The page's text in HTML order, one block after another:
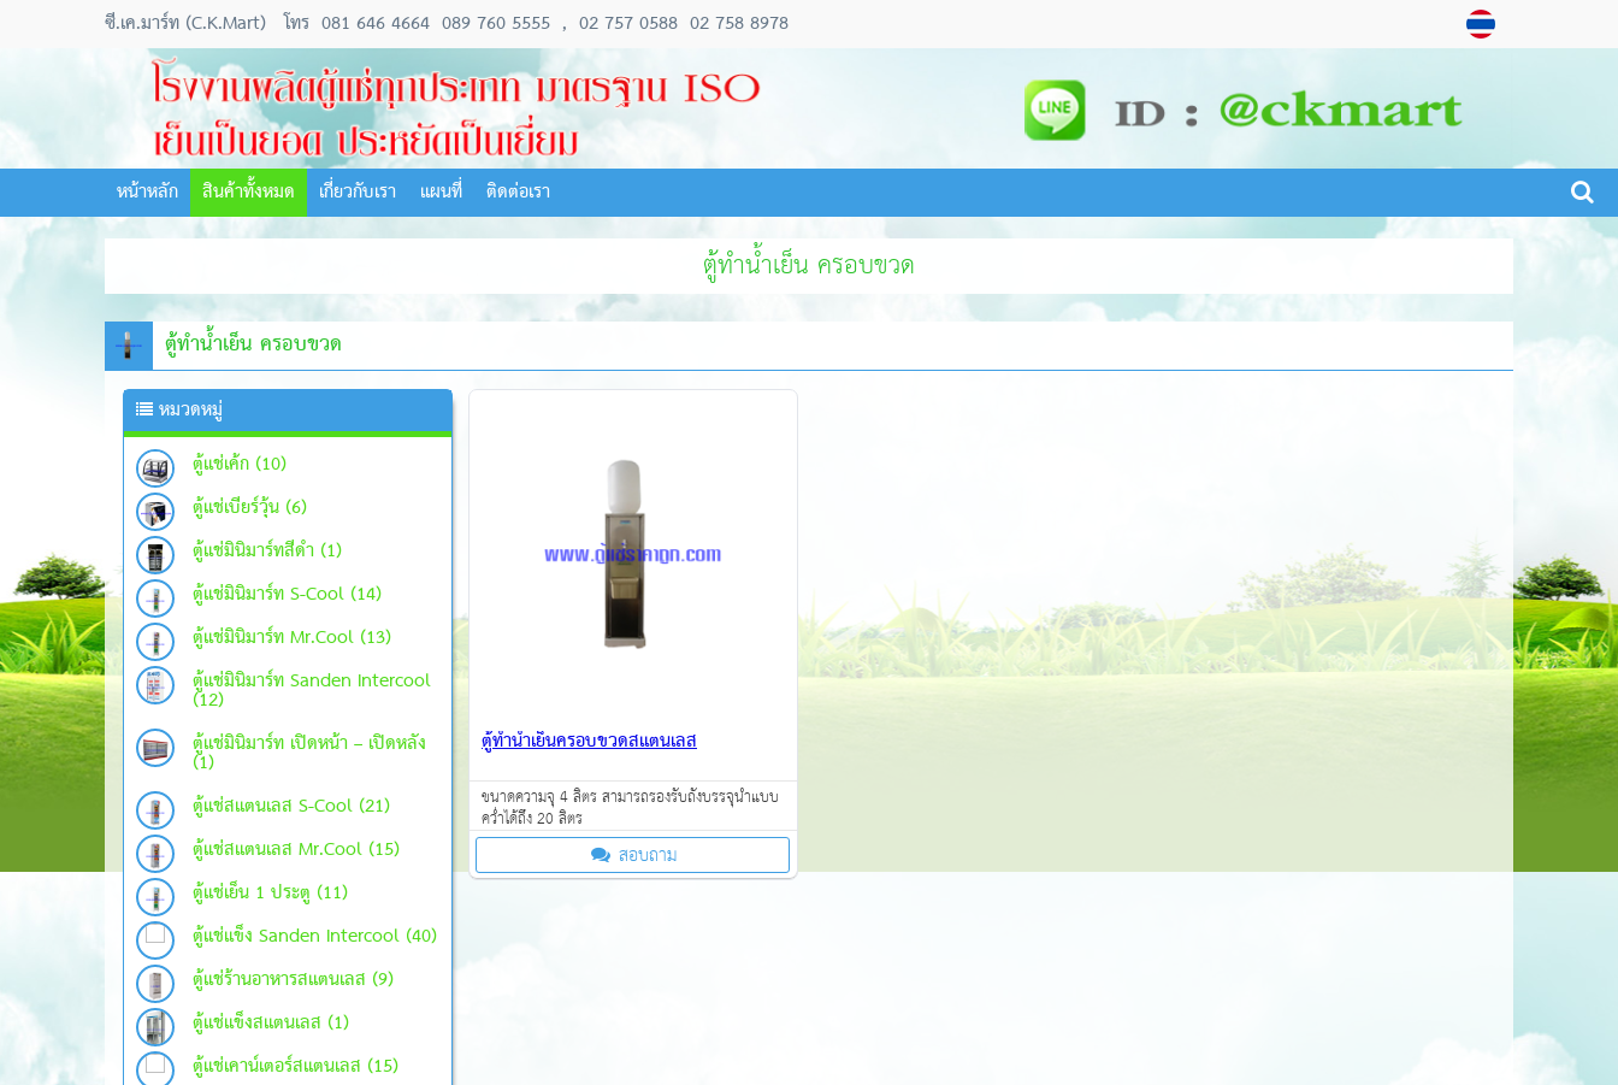
ซี.เค.มาร์ท (C.K.Mart) โทร 081 646 4664 089 760 5555 , 02 757 0588 02 758 8978
หน้าหลัก สินค้าทั้งหมด เกี่ยวกับเรา แผนที่ ติดต่อเรา
ตู้ทำน้ำเย็น ครอบขวด
ตู้ทำน้ำเย็น ครอบขวด
หมวดหมู่
ตู้แช่เค้ก (10)
ตู้แช่เบียร์วุ้น (6)
ตู้แช่มินิมาร์ทสีดำ (1)
ตู้แช่มินิมาร์ท S-Cool (14)
ตู้แช่มินิมาร์ท Mr.Cool (13)
ตู้แช่มินิมาร์ท Sanden Intercool
(12)
ตู้แช่มินิมาร์ท เปิดหน้า – เปิดหลัง
(1)
ตู้แช่สแตนเลส S-Cool (21)
ตู้แช่สแตนเลส Mr.Cool (15)
ตู้แช่เย็น 1 ประตู (11)
ตู้แช่แข็ง Sanden Intercool (40)
ตู้แช่ร้านอาหารสแตนเลส (9)
ตู้แช่แข็งสแตนเลส (1)
ตู้แช่เคาน์เตอร์สแตนเลส (15)
ตู้ทำน้ำเย็นครอบขวดสแตนเลส
ขนาดความจุ 4 ลิตร สามารถรองรับถังบรรจุน้ำแบบ
คว่ำได้ถึง 20 ลิตร
สอบถาม